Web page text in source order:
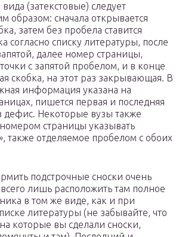
(затекстовые) следует
образом: сначала открывается
затем без пробела ставится
согласно списку литературы, после
далее номер страницы,
с запятой пробелом, и в конце
скобка, на этот раз закрывающая. В
информация указана на
пишется первая и последняя
дефис. Некоторые вузы также
страницы указывать
также отделяемое пробелом с обоих
подстрочные сноски очень
лишь расположить там полное
в том же виде, как и при
литературы (не забывайте, что
которые вы сделали сноски,